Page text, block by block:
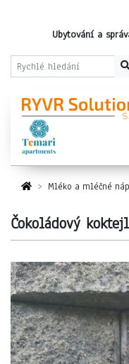
Ubytování a
Mléko a mléčné
Čokoládový koktejl